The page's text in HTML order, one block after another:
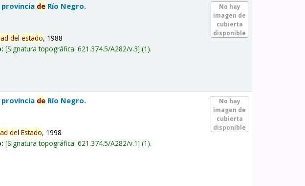
No hay
imagen de
cubierta
disponible
de Río Negro.
delestado, 1988
Signatura topográfica:621.374.5/A282/v.3 (1).
No hay
imagen de
cubierta
disponible
de Río Negro.
delEstado, 1998
Signatura topográfica:621.374.5/A282/v.1 (1).